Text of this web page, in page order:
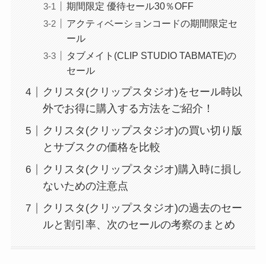
期間限定 優待セール30％OFF
アクティベーションコードの期間限定セ
ール
タブメイト(CLIP STUDIO TABMATE)の
セール
クリスタ(クリップスタジオ)をセール時以
外でお得に購入する方法をご紹介！
クリスタ(クリップスタジオ)の買い切り版
とサブスクの価格を比較
クリスタ(クリップスタジオ)購入時に損し
ないための注意点
クリスタ(クリップスタジオ)の過去のセー
ルと割引率、次のセールの考察のまとめ